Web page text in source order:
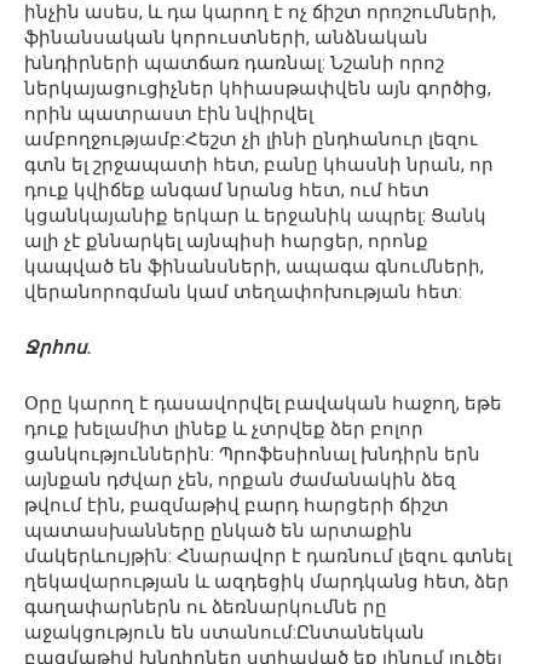
ինչին ասես, և դա կարող է ոչ ճիշտ որոշումների,
ֆինանսական կորուստների, անձնական
խնդիրների պատճառ դառնալ: Նշանի որոշ
ներկայացուցիչներ կհիասթափվեն այն գործից,
որին պատրաստ էին նվիրվել
ամբողջությամբ:Հեշտ չի լինի ընդհանուր լեզու
գտն ել շրջապատի հետ, բանը կհասնի նրան, որ
դուք կվիճեք անգամ նրանց հետ, ում հետ
կցանկայանիք երկար և երջանիկ ապրել: Ցանկ
ալի չէ քննարկել այնպիսի հարցեր, որոնք
կապված են ֆինանսների, ապագա գնումների,
վերանորոգման կամ տեղափոխության հետ:
Ջրհոս.
Օրը կարող է դասավորվել բավական հաջող, եթե
դուք խելամիտ լինեք և չտրվեք ձեր բոլոր
ցանկություններին: Պրոֆեսիոնալ խնդիրն երն
այնքան դժվար չեն, որքան ժամանակին ձեզ
թվում էին, բազմաթիվ բարդ հարցերի ճիշտ
պատասխանները ընկած են արտաքին
մակերևույթին: Հնարավոր է դառնում լեզու գտնել
ղեկավարության և ազդեցիկ մարդկանց հետ, ձեր
գաղափարներն ու ձեռնարկումնե րը
աջակցություն են ստանում:Ընտանեկան
բազմաթիվ խնդիրներ ստիպված եք լինում լուծել